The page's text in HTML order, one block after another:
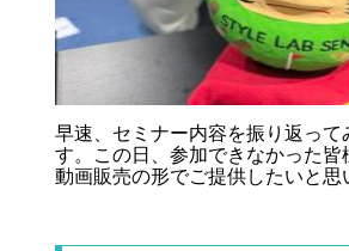
早速、セミナー内容を振り返って
す。この日、参加できなかった皆
動画販売の形でご提供したいと思